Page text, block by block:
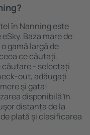
în Nanning este
Baza mare de
gamă largă de
ce căutați.
- selectați
out, adăugați
şi gata!
disponibilă ȋn
distanța de la
plată și clasificarea